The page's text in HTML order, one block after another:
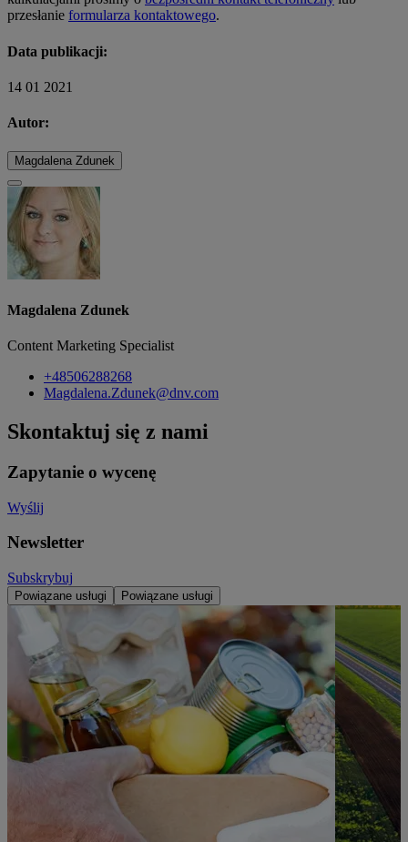
przesłanie formularza kontaktowego.
Data publikacji:
14 01 2021
Autor:
Magdalena Zdunek
Magdalena Zdunek
Content Marketing Specialist
+48506288268
Magdalena.Zdunek@dnv.com
Skontaktuj się z nami
Zapytanie o wycenę
Wyślij
Newsletter
Subskrybuj
Powiązane usługi Powiązane usługi